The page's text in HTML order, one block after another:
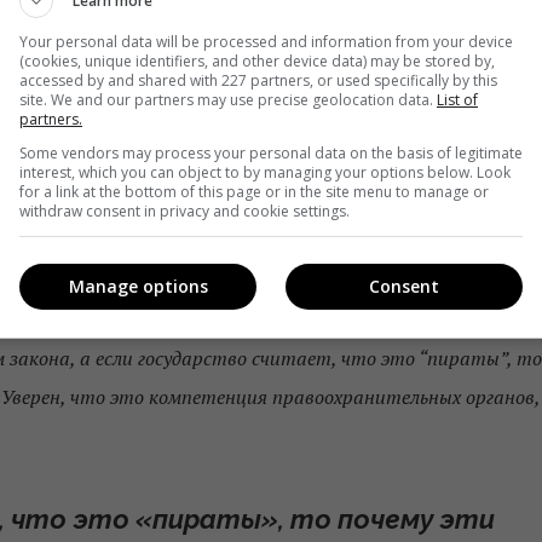
контент всегда продавался рекламодателю
за «эффективностью». К тому же,в Украине не так много
день – основной и с точки зрения построения
о промоакции.
тем, что«а справки-то нет». Говорит топ-
пожелавший остаться неназванным: «Я не считаю что
в данном случае – это правильно. Так как
закона, а если государство считает, что это “пираты”, то
что это компетенция правоохранительных
что это «пираты», то почему эти
Your personal data will be processed and information from your device
(cookies, unique identifiers, and other device data) may be stored by,
accessed by and shared with 227 partners, or used specifically by this
site. We and our partners may use precise geolocation data. List of
partners.
Some vendors may process your personal data on the basis of legitimate
interest, which you can object to by managing your options below. Look
for a link at the bottom of this page or in the site menu to manage or
withdraw consent in privacy and cookie settings.
Consent
Manage options